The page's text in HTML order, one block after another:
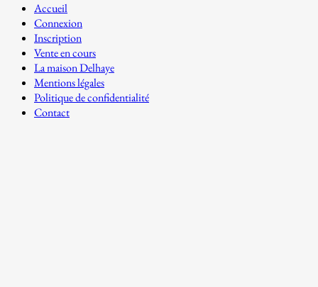
Accueil
Connexion
Inscription
Vente en cours
La maison Delhaye
Mentions légales
Politique de confidentialité
Contact